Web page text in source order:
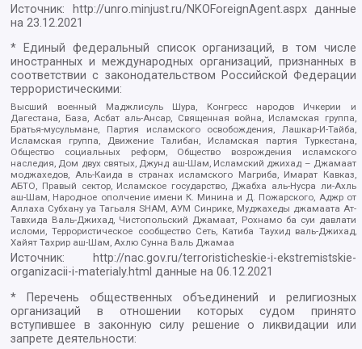
Источник: http://unro.minjust.ru/NKOForeignAgent.aspxданные
на23.12.2021
* Единый федеральный список организаций, в том числе
иностранных и международных организаций, признанных в
соответствии с законодательством Российской Федерации
террористическими:
Высший военный Маджлисуль Шура, Конгресс народов Ичкерии и
Дагестана, База, Асбат аль-Ансар, Священная война, Исламская группа,
Братья-мусульмане, Партия исламского освобождения, Лашкар-И-Тайба,
Исламская группа, Движение Талибан, Исламская партия Туркестана,
Общество социальных реформ, Общество возрождения исламского
наследия, Дом двух святых, Джунд аш-Шам, Исламский джихад – Джамаат
моджахедов, Аль-Каида в странах исламского Магриба, Имарат Кавказ,
АБТО, Правый сектор, Исламское государство, Джабха аль-Нусра ли-Ахль
аш-Шам, Народное ополчение имени К. Минина и Д. Пожарского, Аджр от
Аллаха Субхану уа Тагьаля SHAM, АУМ Синрике, Муджахеды джамаата Ат-
Тавхида Валь-Джихад, Чистопольский Джамаат, Рохнамо ба суи давлати
исломи, Террористическое сообщество Сеть, Катиба Таухид валь-Джихад,
Хайят Тахрир аш-Шам, Ахлю Сунна Валь Джамаа
Источник:
http://nac.gov.ru/terroristicheskie-i-ekstremistskie-
organizacii-i-materialy.html данные на06.12.2021
* Перечень общественных объединений и религиозных
организаций в отношении которых судом принято
вступившее в законную силу решение о ликвидации или
запрете деятельности: